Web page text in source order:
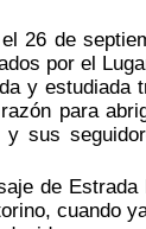
26 de
por el
y estudiada
para
sus
de Estrada
cuando